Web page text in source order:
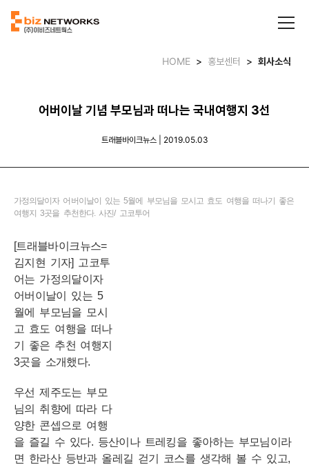
HOME > 홍보센터 > 회사소식
어버이날 기념 부모님과 떠나는 국내여행지 3선
트래블바이크뉴스 | 2019.05.03
가정의달이자 어버이날이 있는 5월에 부모님을 모시고 효도 여행을 떠나기 좋은
여행지 3곳을 추천한다. 사진/ 고코투어
[트래블바이크뉴스=
김지현 기자] 고코투
어는 가정의달이자
어버이날이 있는 5
월에 부모님을 모시
고 효도 여행을 떠나
기 좋은 추천 여행지
3곳을 소개했다.
우선 제주도는 부모
님의 취향에 따라 다
양한 콘셉으로 여행
을 즐길 수 있다. 등산이나 트레킹을 좋아하는 부모님이라
면 한라산 등반과 올레길 걷기 코스를 생각해 볼 수 있고,